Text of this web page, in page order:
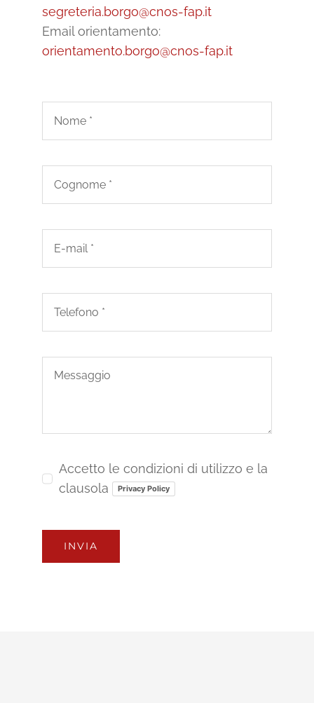
segreteria.borgo@cnos-fap.it
Email orientamento:
orientamento.borgo@cnos-fap.it
Accetto le condizioni di utilizzo e la
clausola
Privacy Policy
INVIA